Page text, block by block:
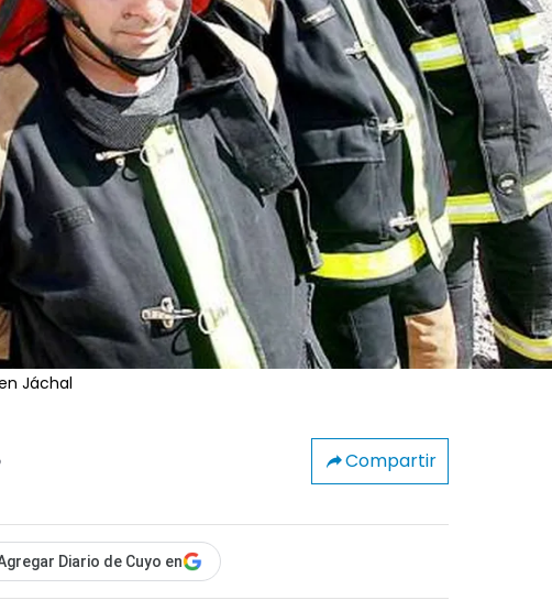
Jáchal
Compartir
Diario de Cuyo en